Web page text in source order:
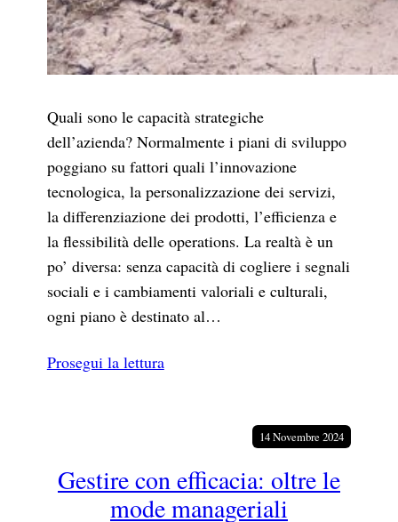
Quali sono le capacità strategiche
dell’azienda? Normalmente i piani di sviluppo
poggiano su fattori quali l’innovazione
tecnologica, la personalizzazione dei servizi,
la differenziazione dei prodotti, l’efficienza e
la flessibilità delle operations. La realtà è un
po’ diversa: senza capacità di cogliere i segnali
sociali e i cambiamenti valoriali e culturali,
ogni piano è destinato al…
Prosegui la lettura
14 Novembre 2024
Gestire con efficacia: oltre le
mode manageriali